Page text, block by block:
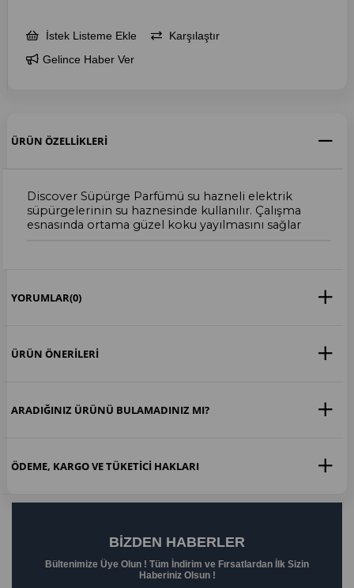
İstek Listeme Ekle
Karşılaştır
Gelince Haber Ver
ÜRÜN ÖZELLIKLERI
Discover Süpürge Parfümü su hazneli elektrik
süpürgelerinin su haznesinde kullanılır. Çalışma
esnasında ortama güzel koku yayılmasını sağlar
YORUMLAR(0)
ÜRÜN ÖNERILERI
ARADIĞINIZ ÜRÜNÜ BULAMADINIZ MI?
ÖDEME, KARGO VE TÜKETICI HAKLARI
BIZDEN HABERLER
Bültenimize Üye Olun ! Tüm İndirim ve Fırsatlardan İlk Sizin
Haberiniz Olsun !